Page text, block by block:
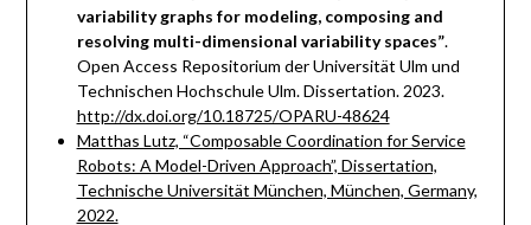
variability graphs for modeling, composing and
resolving multi-dimensional variability spaces”.
Open Access Repositorium der Universität Ulm und
Technischen Hochschule Ulm. Dissertation. 2023.
http://dx.doi.org/10.18725/OPARU-48624
Matthas Lutz, “Composable Coordination for Service
Robots: A Model-Driven Approach”, Dissertation,
Technische Universität München, München, Germany,
2022.